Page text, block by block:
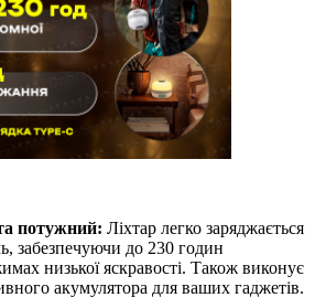
потужний: Ліхтар легко заряджається
забезпечуючи до 230 годин
низької яскравості. Також виконує
акумулятора для ваших гаджетів.